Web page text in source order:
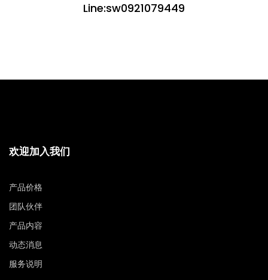
Line:sw0921079449
欢迎加入我们
产品价格
团队伙伴
产品内容
动态消息
服务说明